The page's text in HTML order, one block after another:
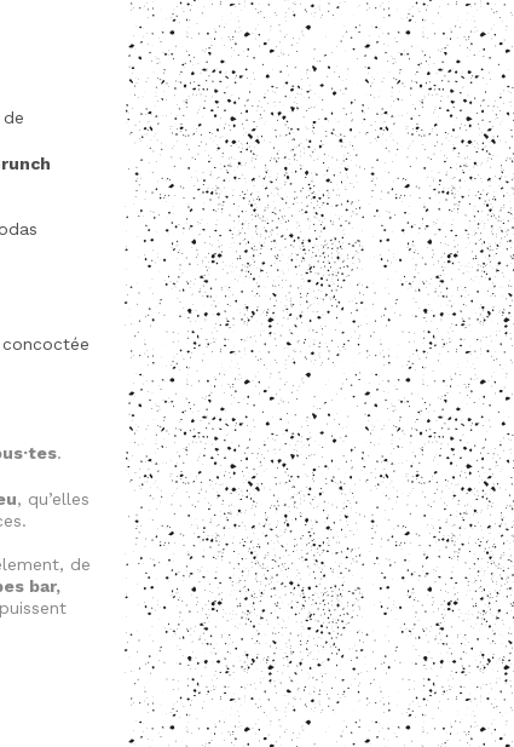
.
, qu’elles
de
bar,